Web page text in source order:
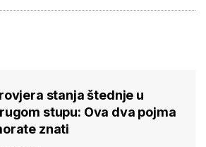
stanja štednje u
stupu: Ova dva pojma
znati